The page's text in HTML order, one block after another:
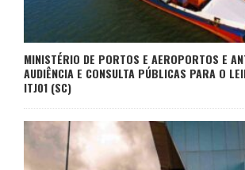
MINISTÉRIO DE PORTOS E AEROPORTOS E
AUDIÊNCIA E CONSULTA PÚBLICAS PARA O
ITJ01 (SC)